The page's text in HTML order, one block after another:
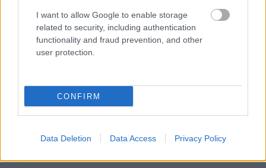
I want to allow Google to enable storage
related to security, including authentication
functionality and fraud prevention, and other
user protection.
CONFIRM
Data Deletion Data Access Privacy Policy
@F. Kapus: éppen az ilyen fordulatok miatt írtam,
hogy jó lenne megtudni, mi az igazság. Gondoltam,
hogy néhány nap elteltével ti talán már többet
tudtok, csak - ilyen vagy olyan okból - nem láttátok
frissítésének. Mindenesetre bízom benne, hogy
előbb-utóbb okosabbak leszünk.
kerusz